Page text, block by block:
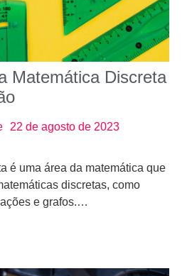
Matemática Discreta
22 de agosto de 2023
é uma área da matemática que
discretas, como
e grafos.…